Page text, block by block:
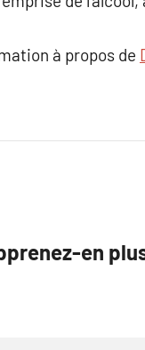
à propos de
en